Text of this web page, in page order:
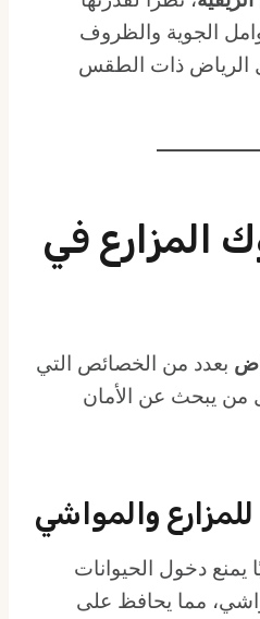
الجوية والظروف
الرياض ذات الطقس
المزارع في
بعدد من الخصائص التي
من يبحث عن الأمان
والمواشي
يمنع دخول الحيوانات
مما يحافظ على